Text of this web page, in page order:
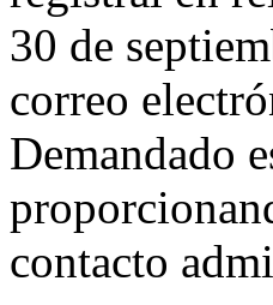
30 de
correo
Demandado
contacto